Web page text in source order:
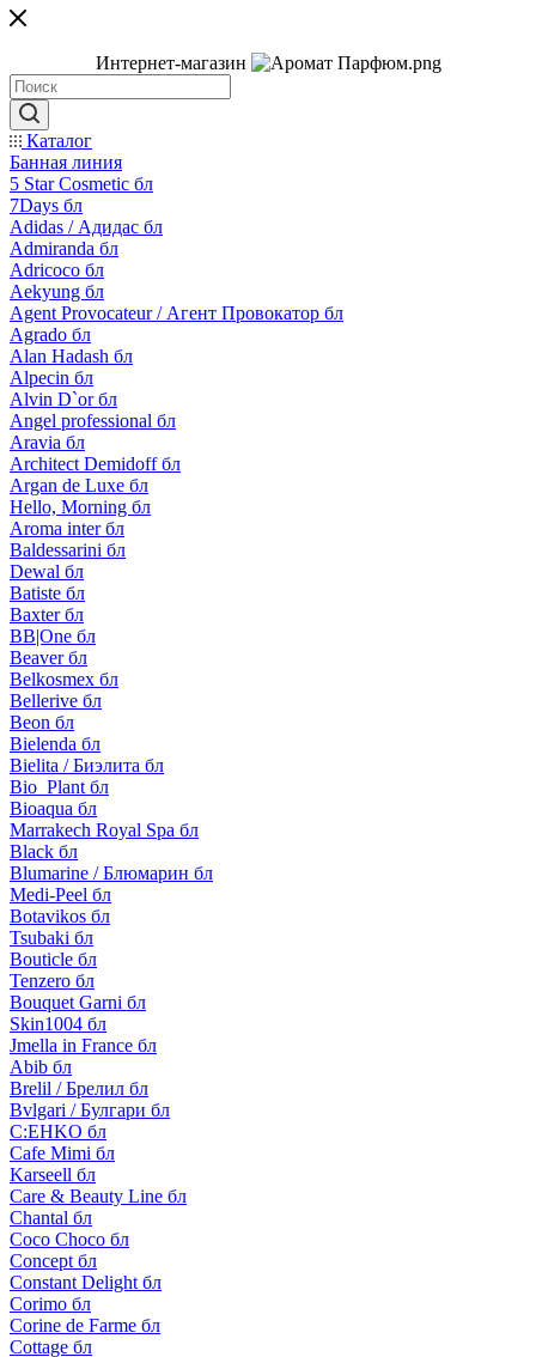
Интернет-магазин
Каталог
Банная линия
5 Star Cosmetic бл
7Days бл
Adidas / Адидас бл
Admiranda бл
Adricoco бл
Aekyung бл
Agent Provocateur / Агент Провокатор бл
Agrado бл
Alan Hadash бл
Alpecin бл
Alvin D`or бл
Angel professional бл
Aravia бл
Architect Demidoff бл
Argan de Luxe бл
Hello, Morning бл
Aroma inter бл
Baldessarini бл
Dewal бл
Batiste бл
Baxter бл
BB|One бл
Beaver бл
Belkosmex бл
Bellerive бл
Beon бл
Bielenda бл
Bielita / Биэлита бл
Bio_Plant бл
Bioaqua бл
Marrakech Royal Spa бл
Black бл
Blumarine / Блюмарин бл
Medi-Peel бл
Botavikos бл
Tsubaki бл
Bouticle бл
Tenzero бл
Bouquet Garni бл
Skin1004 бл
Jmella in France бл
Abib бл
Brelil / Брелил бл
Bvlgari / Булгари бл
C:EHKO бл
Cafe Mimi бл
Karseell бл
Care & Beauty Line бл
Chantal бл
Coco Choco бл
Concept бл
Constant Delight бл
Corimo бл
Corine de Farme бл
Cottage бл